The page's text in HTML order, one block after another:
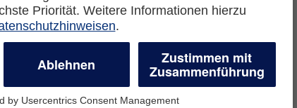
Impressum
Datenschutz
Cookie Einstellungen